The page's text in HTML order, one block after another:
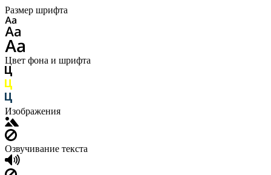
Размер шрифта
Цвет фона и шрифта
Изображения
Озвучивание текста